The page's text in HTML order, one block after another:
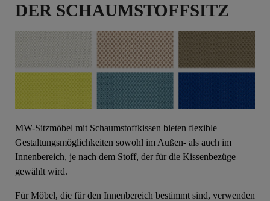
DER SCHAUMSTOFFSITZ
MW-Sitzmöbel mit Schaumstoffkissen bieten flexible
Gestaltungsmöglichkeiten sowohl im Außen- als auch im
Innenbereich, je nach dem Stoff, der für die Kissenbezüge
gewählt wird.
Für Möbel, die für den Innenbereich bestimmt sind, verwenden